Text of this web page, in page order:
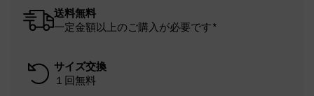
送料無料
一定金額以上のご購入が必要です*
サイズ交換
１回無料